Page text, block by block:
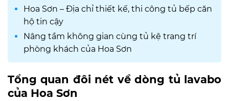
Hoa Sơn – Địa chỉ thiết kế, thi công tủ bếp căn
hộ tin cậy
Nâng tầm không gian cùng tủ kệ trang trí
phòng khách của Hoa Sơn
Tổng quan đôi nét về dòng tủ lavabo
của Hoa Sơn